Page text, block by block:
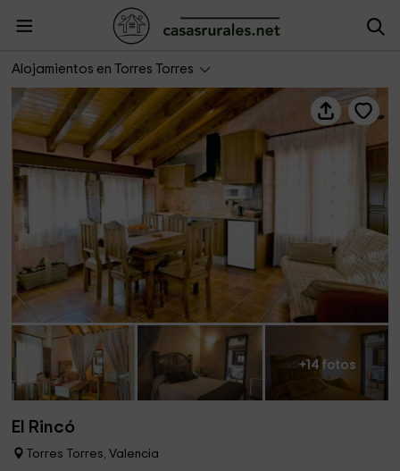
Alojamientos en Torres Torres
+14 fotos
El Rincó
Torres Torres, Valencia